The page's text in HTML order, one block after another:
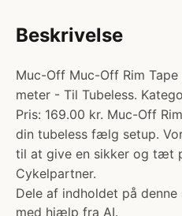
Beskrivelse
Muc-Off Muc-Off Rim
meter - Til Tubeless.
Pris: 169.00 kr. Muc-Off
din tubeless fælg setup.
til at give en sikker og tæt
Cykelpartner.
Dele af indholdet på
med hjælp fra AI.